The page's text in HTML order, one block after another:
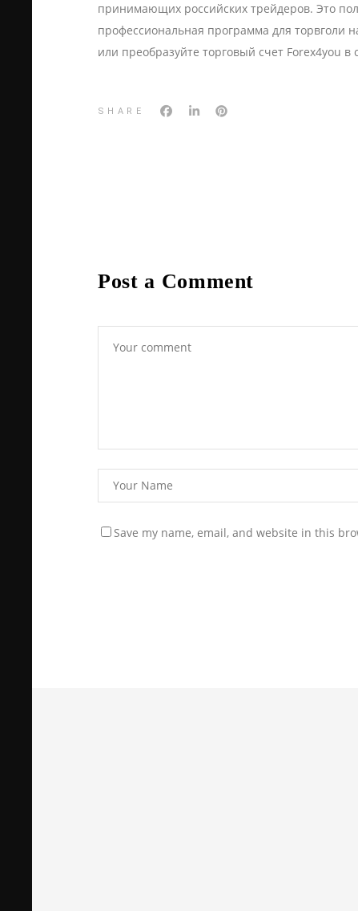
принимающих российских трейдеров. Это
профессиональная программа для торвголи
или преобразуйте торговый счет Forex4you
SHARE
Post a Comment
Save my name, email, and website in this